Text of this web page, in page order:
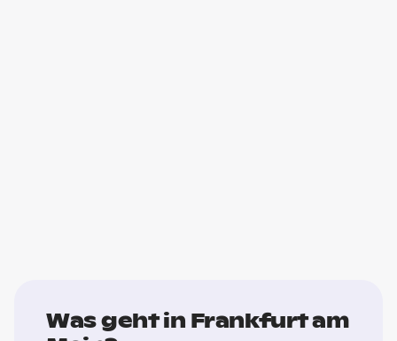
Was geht in Frankfurt am